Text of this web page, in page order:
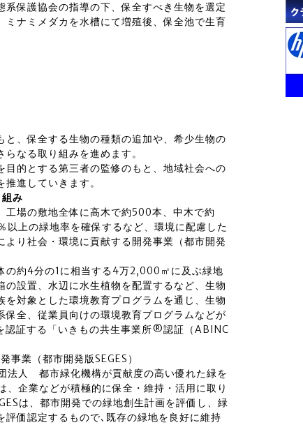
保護協会の指導の下、保全すべき生物を選定
ナミメダカを水槽にて増殖後、保全池で生育
、保全する生物の種類の追加や、希少生物の
なる取り組みを進めます。
的とする第三者の監修のもと、地域社会への
進していきます。
み
場の敷地全体に高木で約500本、中木で約
上の緑地率を確保するなど、環境に配慮した
り社会・環境に貢献する開発事業（都市開発
約4分の1に相当する4万2,000㎡に及ぶ緑地
設置、水辺に水生植物を配置するなど、生物
対象とした環境教育プログラムを通じ、生物
全、従業員向けの環境教育プログラムなどが
認証する「いきもの共生事業所®認証（ABINC
業（都市開発版SEGES）
法人 都市緑化機構が貢献度の高い優れた緑を
、企業などが積極的に保全・維持・活用に取り
は、都市開発での緑地創生計画を評価し、緑
価認定するもので､既存の緑地を良好に維持